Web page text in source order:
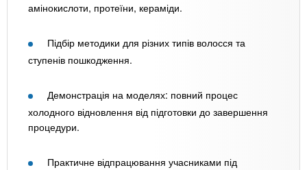
амінокислоти, протеїни, кераміди.
Підбір методики для різних типів волосся та
ступенів пошкодження.
Демонстрація на моделях: повний процес
холодного відновлення від підготовки до завершення
процедури.
Практичне відпрацювання учасниками під